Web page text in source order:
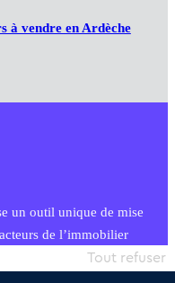
à vendre en Ardèche
un outil unique de mise
de l’immobilier
simple et intégrant
Tout refuser